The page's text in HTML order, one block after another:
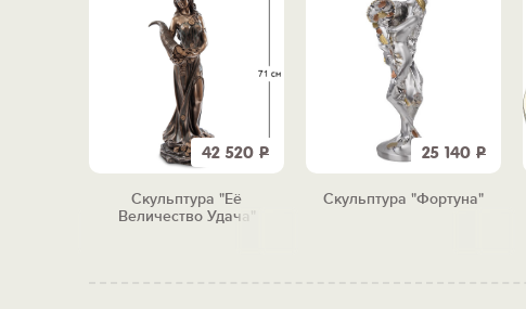
42 520 Р
Скульптура "Её
Величество Удача"
25 140 Р
Скульптура "Фортуна"